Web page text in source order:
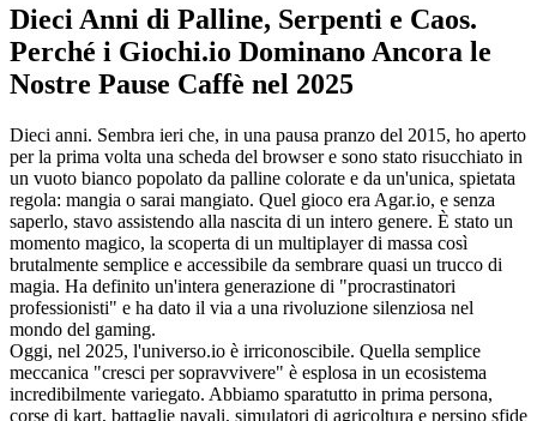
Dieci Anni di Palline, Serpenti e Caos.
Perché i Giochi.io Dominano Ancora le
Nostre Pause Caffè nel 2025
Dieci anni. Sembra ieri che, in una pausa pranzo del 2015, ho aperto
per la prima volta una scheda del browser e sono stato risucchiato in
un vuoto bianco popolato da palline colorate e da un'unica, spietata
regola: mangia o sarai mangiato. Quel gioco era Agar.io, e senza
saperlo, stavo assistendo alla nascita di un intero genere. È stato un
momento magico, la scoperta di un multiplayer di massa così
brutalmente semplice e accessibile da sembrare quasi un trucco di
magia. Ha definito un'intera generazione di "procrastinatori
professionisti" e ha dato il via a una rivoluzione silenziosa nel
mondo del gaming.
Oggi, nel 2025, l'universo.io è irriconoscibile. Quella semplice
meccanica "cresci per sopravvivere" è esplosa in un ecosistema
incredibilmente variegato. Abbiamo sparatutto in prima persona,
corse di kart, battaglie navali, simulatori di agricoltura e persino sfide